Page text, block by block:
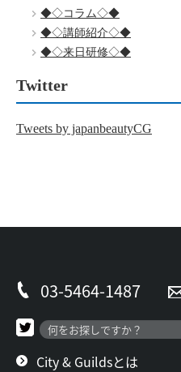
◆◇コラム◇◆
◆◇講師紹介◇◆
◆◇来日研修◇◆
Twitter
Tweets by japanbeautyCG
03-5464-1487
City & Guildsとは